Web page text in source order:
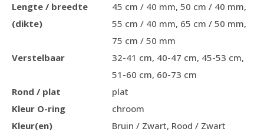
Lengte / breedte
(dikte)
45 cm / 40 mm, 50 cm / 40 mm,
55 cm / 40 mm, 65 cm / 50 mm,
75 cm / 50 mm
Verstelbaar
32-41 cm, 40-47 cm, 45-53 cm,
51-60 cm, 60-73 cm
Rond / plat
plat
Kleur O-ring
chroom
Kleur(en)
Bruin / Zwart, Rood / Zwart